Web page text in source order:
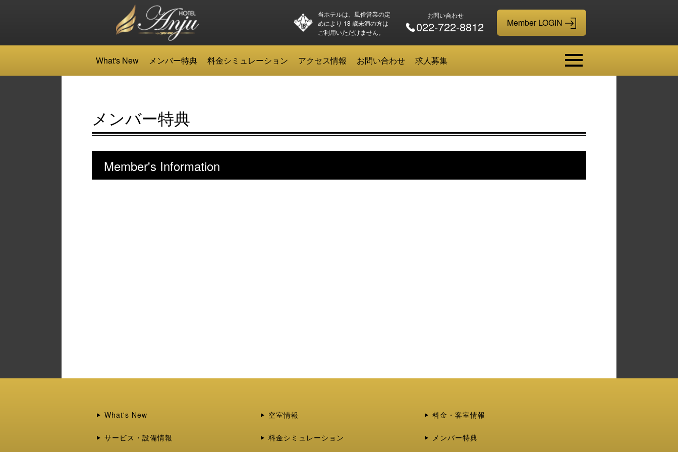
当ホテルは、風俗営業の定
めにより 18 歳未満の方は
ご利用いただけません。
お問い合わせ
022-722-8812
What's New メンバー特典 料金シミュレーション アクセス情報 お問い合わせ 求人募集
メンバー特典
Member's Information
What's New 空室情報 料金・客室情報
サービス・設備情報 料金シミュレーション メンバー特典